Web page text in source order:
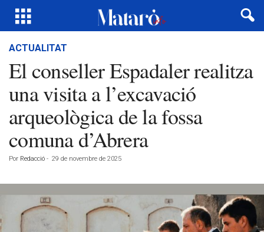
ACTUALITAT
El conseller Espadaler realitza
una visita a l’excavació
arqueològica de la fossa
comuna d’Abrera
Por Redacció - 29 de novembre de 2025